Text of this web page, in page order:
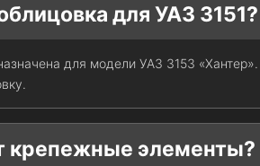
для УАЗ 3151?
для модели УАЗ 3153
крепежные элементы?